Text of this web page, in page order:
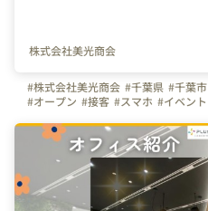
株式会社美光商会
#株式会社美光商会 #千葉県 #千葉市
#オープン #接客 #スマホ #イベント